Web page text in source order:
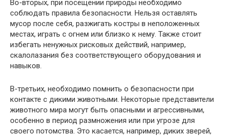
Во-вторых, при посещении природы необходимо
соблюдать правила безопасности. Нельзя оставлять
мусор после себя, разжигать костры в неположенных
местах, играть с огнем или близко к нему. Также стоит
избегать ненужных рисковых действий, например,
скалолазания без соответствующего оборудования и
навыков.
В-третьих, необходимо помнить о безопасности при
контакте с дикими животными. Некоторые представители
животного мира могут быть опасными и агрессивными,
особенно в период размножения или при угрозе для
своего потомства. Это касается, например, диких зверей,